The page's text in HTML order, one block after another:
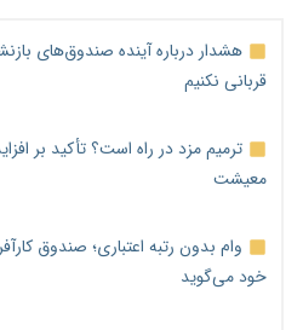
هشدار درباره آینده صندوق‌های
قربانی نکنیم
ترمیم مزد در راه است؟ تأکید بر
معیشت
وام بدون رتبه اعتباری؛ صندوق
خود می‌گوید